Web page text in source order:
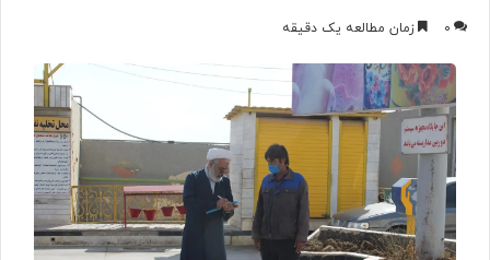
0 زمان مطالعه یک دقیقه